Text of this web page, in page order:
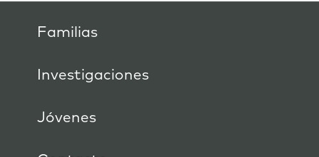
Familias
Investigaciones
Jóvenes